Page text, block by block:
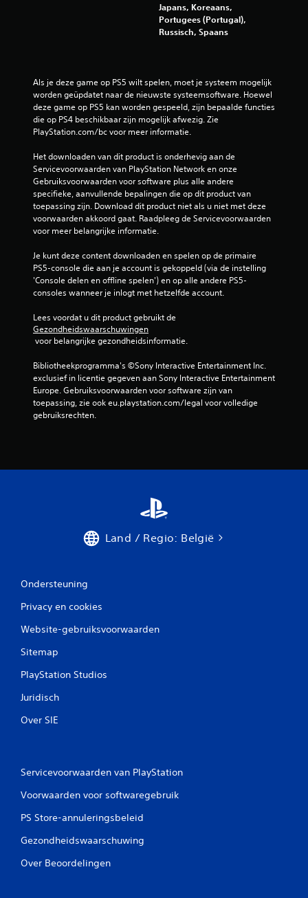
Japans, Koreaans,
Portugees (Portugal),
Russisch, Spaans
Als je deze game op PS5 wilt spelen, moet je systeem mogelijk
worden geüpdatet naar de nieuwste systeemsoftware. Hoewel
deze game op PS5 kan worden gespeeld, zijn bepaalde functies
die op PS4 beschikbaar zijn mogelijk afwezig. Zie
PlayStation.com/bc voor meer informatie.
Het downloaden van dit product is onderhevig aan de
Servicevoorwaarden van PlayStation Network en onze
Gebruiksvoorwaarden voor software plus alle andere
specifieke, aanvullende bepalingen die op dit product van
toepassing zijn. Download dit product niet als u niet met deze
voorwaarden akkoord gaat. Raadpleeg de Servicevoorwaarden
voor meer belangrijke informatie.
Je kunt deze content downloaden en spelen op de primaire
PS5-console die aan je account is gekoppeld (via de instelling
'Console delen en offline spelen') en op alle andere PS5-
consoles wanneer je inlogt met hetzelfde account.
Lees voordat u dit product gebruikt de
Gezondheidswaarschuwingen
voor belangrijke gezondheidsinformatie.
Bibliotheekprogramma's ©Sony Interactive Entertainment Inc.
exclusief in licentie gegeven aan Sony Interactive Entertainment
Europe. Gebruiksvoorwaarden voor software zijn van
toepassing, zie ook eu.playstation.com/legal voor volledige
gebruiksrechten.
Land / Regio: België
Ondersteuning
Privacy en cookies
Website-gebruiksvoorwaarden
Sitemap
PlayStation Studios
Juridisch
Over SIE
Servicevoorwaarden van PlayStation
Voorwaarden voor softwaregebruik
PS Store-annuleringsbeleid
Gezondheidswaarschuwing
Over Beoordelingen